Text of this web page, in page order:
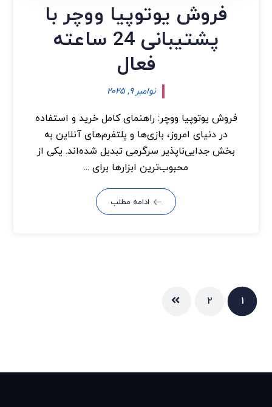
فروش یوتوپیا ووچر با
پشتیبانی 24 ساعته
فعال
نوامبر ۹, ۲۰۲۵
فروش یوتوپیا ووچر: راهنمای کامل خرید و استفاده
در دنیای امروز، بازی‌ها و پلتفرم‌های آنلاین به
بخش جدایی‌ناپذیر سرگرمی تبدیل شده‌اند. یکی از
محبوب‌ترین ابزارها برای ...
ادامه مطلب
۱ ۲